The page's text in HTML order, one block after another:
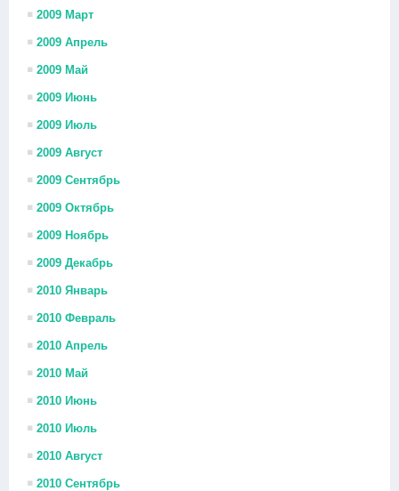
2009 Март
2009 Апрель
2009 Май
2009 Июнь
2009 Июль
2009 Август
2009 Сентябрь
2009 Октябрь
2009 Ноябрь
2009 Декабрь
2010 Январь
2010 Февраль
2010 Апрель
2010 Май
2010 Июнь
2010 Июль
2010 Август
2010 Сентябрь